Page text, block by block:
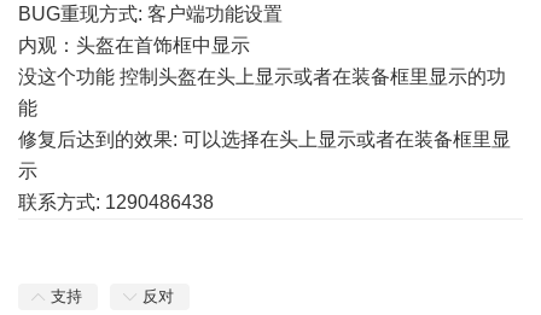
BUG重现方式: 客户端功能设置
内观：头盔在首饰框中显示
没这个功能 控制头盔在头上显示或者在装备框里显示的功
能
修复后达到的效果: 可以选择在头上显示或者在装备框里显
示
联系方式: 1290486438
支持 反对